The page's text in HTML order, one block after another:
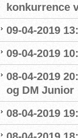
konkurrence
09-04-2019
09-04-2019
08-04-2019
og DM Junior
08-04-2019